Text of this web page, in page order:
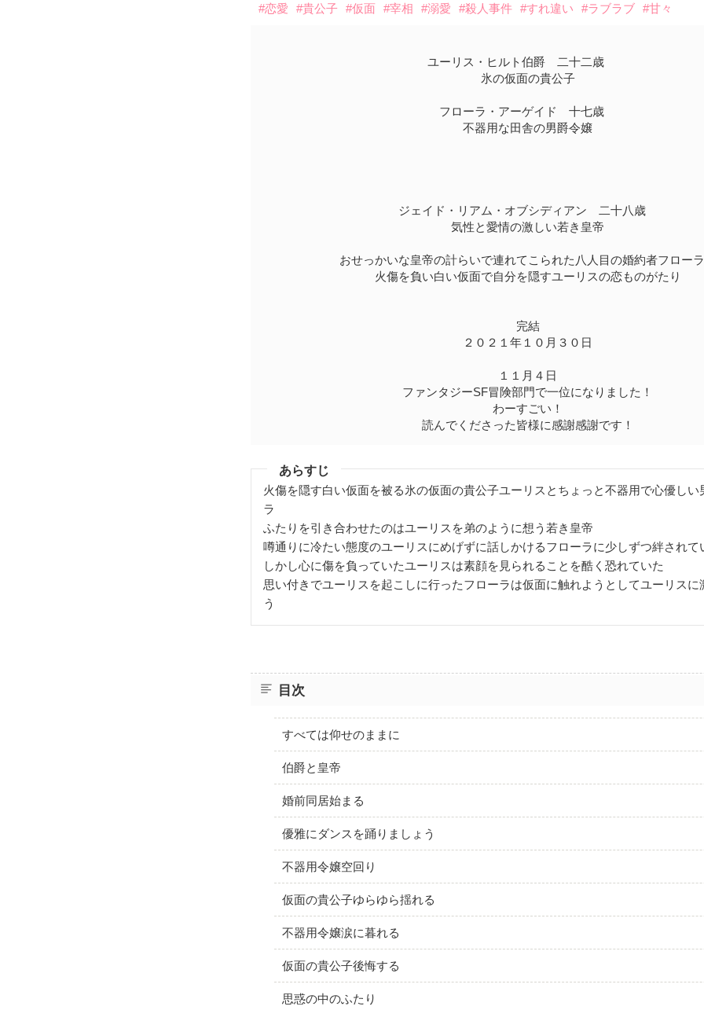
#恋愛 #貴公子 #仮面 #宰相 #溺愛 #殺人事件 #すれ違い #ラブラブ #甘々
ユーリス・ヒルト伯爵 二十二歳
氷の仮面の貴公子
フローラ・アーゲイド 十七歳
不器用な田舎の男爵令嬢
ジェイド・リアム・オブシディアン 二十八歳
気性と愛情の激しい若き皇帝
おせっかいな皇帝の計らいで連れてこられた八人目の婚約者フロー
火傷を負い白い仮面で自分を隠すユーリスの恋ものがたり
完結
２０２１年１０月３０日
１１月４日
ファンタジーSF冒険部門で一位になりました！
わーすごい！
読んでくださった皆様に感謝感謝です！
あらすじ
火傷を隠す白い仮面を被る氷の仮面の貴公子ユーリスとちょっと不器用で心優しい
ラ
ふたりを引き合わせたのはユーリスを弟のように想う若き皇帝
噂通りに冷たい態度のユーリスにめげずに話しかけるフローラに少しずつ絆されて
しかし心に傷を負っていたユーリスは素顔を見られることを酷く恐れていた
思い付きでユーリスを起こしに行ったフローラは仮面に触れようとしてユーリスに
う
目次
すべては仰せのままに
伯爵と皇帝
婚前同居始まる
優雅にダンスを踊りましょう
不器用令嬢空回り
仮面の貴公子ゆらゆら揺れる
不器用令嬢涙に暮れる
仮面の貴公子後悔する
思惑の中のふたり